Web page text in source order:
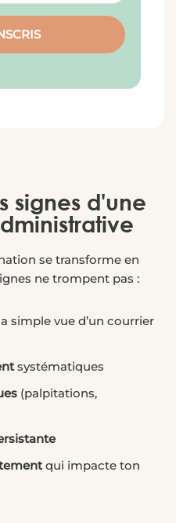
signes d'une
se transforme en
ne trompent pas :
simple vue d’un courrier
systématiques
(palpitations,
qui impacte ton